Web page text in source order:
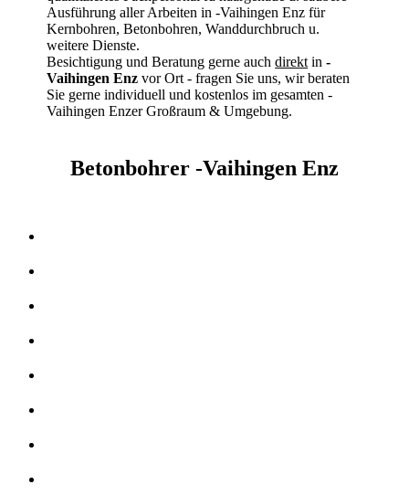
Ausführung aller Arbeitenin -Vaihingen Enz für
Kernbohren, Betonbohren, Wanddurchbruch u.
weitere Dienste.
Besichtigung und Beratung gerne auchdirekt in-
Vaihingen Enz vor Ort - fragen Sie uns, wir beraten
Sie gerne individuell und kostenlos im gesamten -
Vaihingen Enzer Großraum & Umgebung.
Betonbohrer -Vaihingen Enz